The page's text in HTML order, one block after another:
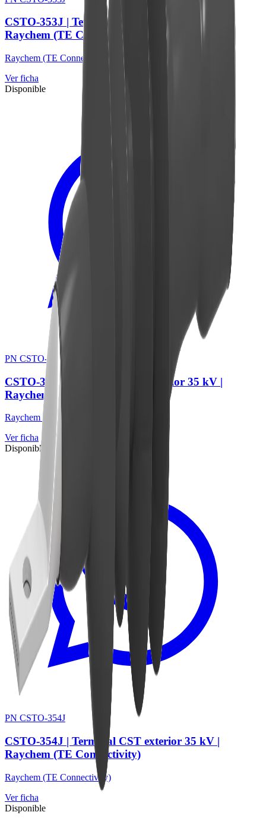
CSTO-353J | Terminal CST exterior 35 kV |
Raychem (TE Connectivity)
Raychem (TE Connectivity)
Ver ficha
Disponible
PN CSTO-354G
CSTO-354G | Terminal CST exterior 35 kV |
Raychem (TE Connectivity)
Raychem (TE Connectivity)
Ver ficha
Disponible
PN CSTO-354J
CSTO-354J | Terminal CST exterior 35 kV |
Raychem (TE Connectivity)
Raychem (TE Connectivity)
Ver ficha
Disponible